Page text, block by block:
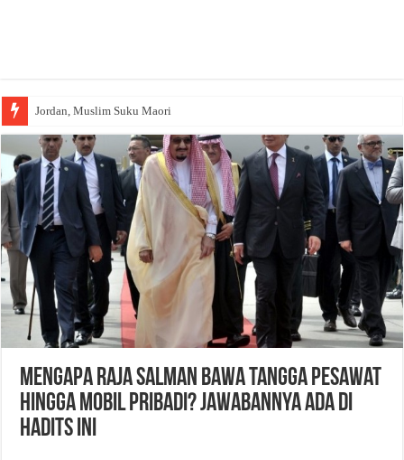
Jordan, Muslim Suku Maori
Wakaf Emas Muktamar
Mengapa Raja Salman Bawa Tangga Pesawat
Hingga Mobil Pribadi? Jawabannya Ada di
Hadits Ini